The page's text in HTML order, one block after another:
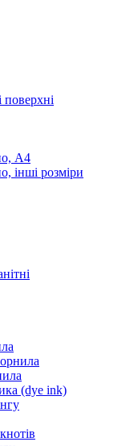
А4
інші розміри
(dye ink)